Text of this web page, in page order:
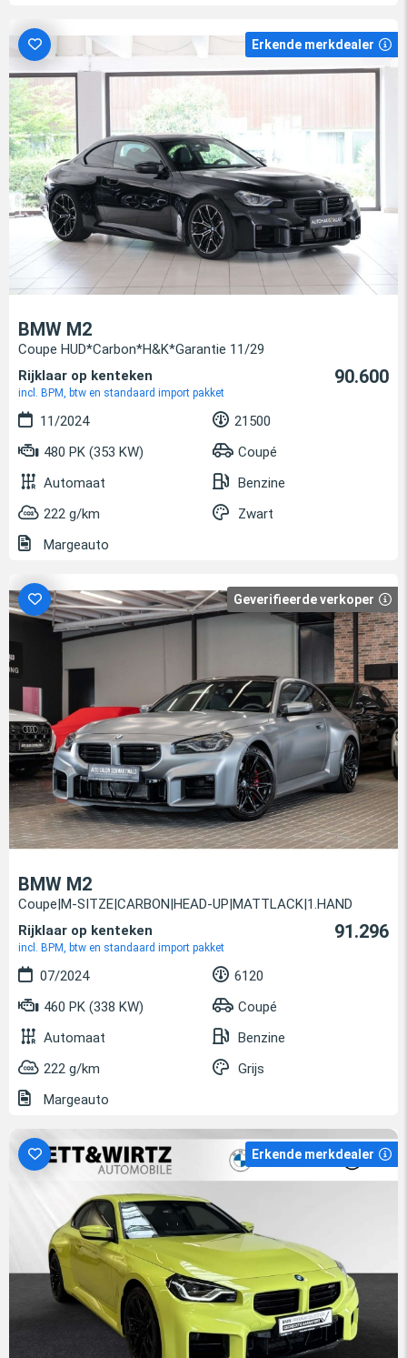
Erkende merkdealer
BMW M2
Coupe HUD*Carbon*H&K*Garantie 11/29
Rijklaar op kenteken
incl. BPM, btw en standaard import pakket
90.600
11/2024
21500
480 PK (353 KW)
Coupé
Automaat
Benzine
222 g/km
Zwart
Margeauto
Geverifieerde verkoper
BMW M2
Coupe|M-SITZE|CARBON|HEAD-UP|MATTLACK|1.HAND
Rijklaar op kenteken
incl. BPM, btw en standaard import pakket
91.296
07/2024
6120
460 PK (338 KW)
Coupé
Automaat
Benzine
222 g/km
Grijs
Margeauto
Erkende merkdealer